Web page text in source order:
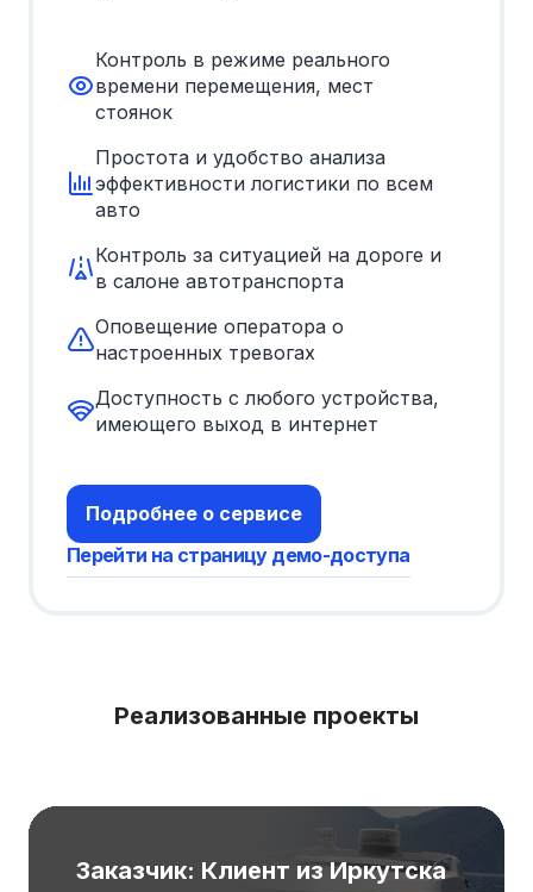
Контроль в режиме реального
времени перемещения, мест
стоянок
Простота и удобство анализа
эффективности логистики по всем
авто
Контроль за ситуацией на дороге и
в салоне автотранспорта
Оповещение оператора о
настроенных тревогах
Доступность с любого устройства,
имеющего выход в интернет
Подробнее о сервисе
Перейти на страницу демо-доступа
Реализованные проекты
Заказчик: Клиент из Иркутска